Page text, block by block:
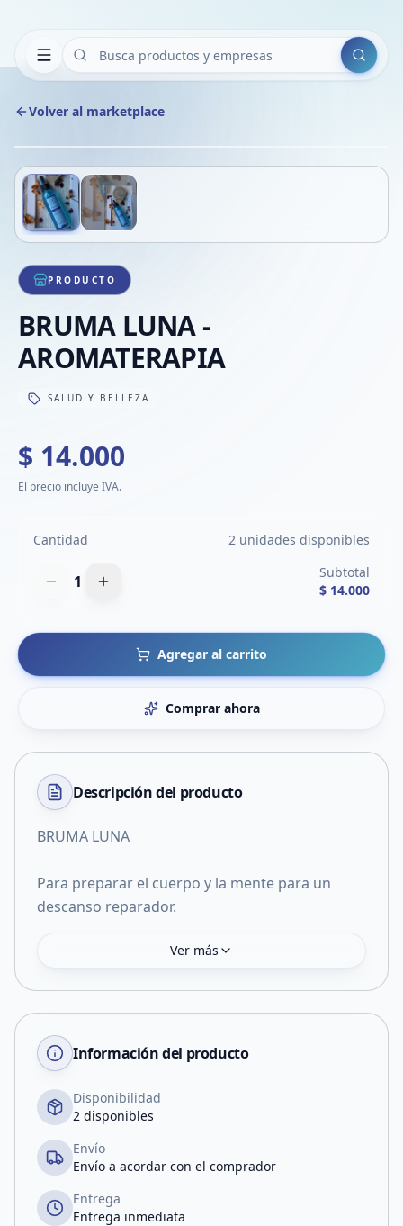
Buscar
Volver al marketplace
1/2
PRODUCTO
BRUMA LUNA -
AROMATERAPIA
SALUD Y BELLEZA
$ 14.000
El precio incluye IVA.
Cantidad 2 unidades disponibles
1
Subtotal
$ 14.000
Agregar al carrito
Comprar ahora
Descripción del producto
BRUMA LUNA
Para preparar el cuerpo y la mente para un
descanso reparador.
Ver más
Información del producto
Disponibilidad
2 disponibles
Envío
Envío a acordar con el comprador
Entrega
Entrega inmediata